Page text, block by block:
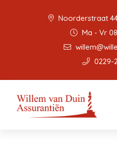
Noorderstraat
Ma - Vr
0229-